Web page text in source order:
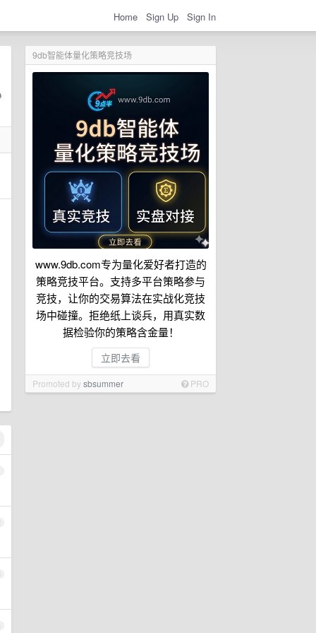
Home Sign Up Sign In
9db智能体量化策略竞技场
www.9db.com专为量化爱好者打造的
策略竞技平台。支持多平台策略参与
竞技，让你的交易算法在实战化竞技
场中碰撞。拒绝纸上谈兵，用真实数
据检验你的策略含金量！
立即去看
Promoted bysbsummer PRO